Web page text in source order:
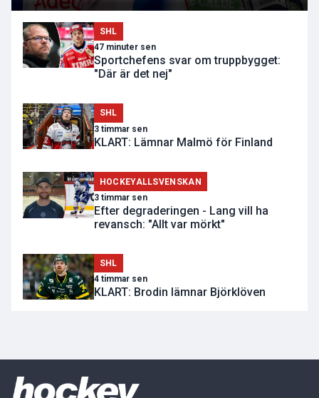
SHL
47 minuter sen
Sportchefens svar om truppbygget:
"Där är det nej"
SHL
3 timmar sen
KLART: Lämnar Malmö för Finland
HOCKEYALLSVENSKAN
3 timmar sen
Efter degraderingen - Lang vill ha
revansch: "Allt var mörkt"
SHL
4 timmar sen
KLART: Brodin lämnar Björklöven